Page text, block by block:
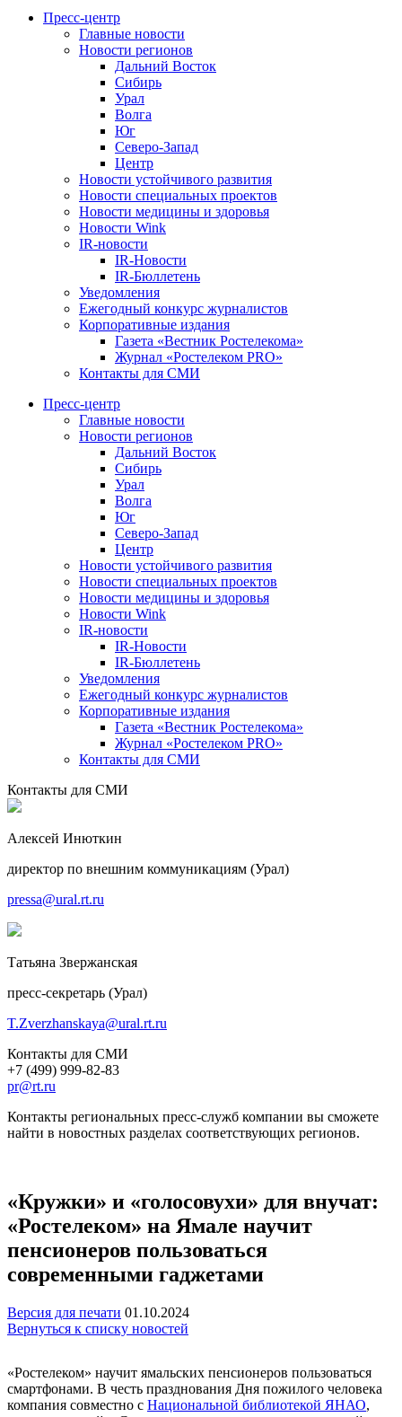
Пресс-центр
Главные новости
Новости регионов
Дальний Восток
Сибирь
Урал
Волга
Юг
Северо-Запад
Центр
Новости устойчивого развития
Новости специальных проектов
Новости медицины и здоровья
Новости Wink
IR-новости
IR-Новости
IR-Бюллетень
Уведомления
Ежегодный конкурс журналистов
Корпоративные издания
Газета «Вестник Ростелекома»
Журнал «Ростелеком PRO»
Контакты для СМИ
Пресс-центр
Главные новости
Новости регионов
Дальний Восток
Сибирь
Урал
Волга
Юг
Северо-Запад
Центр
Новости устойчивого развития
Новости специальных проектов
Новости медицины и здоровья
Новости Wink
IR-новости
IR-Новости
IR-Бюллетень
Уведомления
Ежегодный конкурс журналистов
Корпоративные издания
Газета «Вестник Ростелекома»
Журнал «Ростелеком PRO»
Контакты для СМИ
Контакты для СМИ
Алексей Инюткин
директор по внешним коммуникациям (Урал)
pressa@ural.rt.ru
Татьяна Звержанская
пресс-секретарь (Урал)
T.Zverzhanskaya@ural.rt.ru
Контакты для СМИ
+7 (499) 999-82-83
pr@rt.ru
Контакты региональных пресс-служб компании вы сможете
найти в новостных разделах соответствующих регионов.
«Кружки» и «голосовухи» для внучат:
«Ростелеком» на Ямале научит
пенсионеров пользоваться
современными гаджетами
Версия для печати 01.10.2024
Вернуться к списку новостей
«Ростелеком» научит ямальских пенсионеров пользоваться
смартфонами. В честь празднования Дня пожилого человека
компания совместно с Национальной библиотекой ЯНАО,